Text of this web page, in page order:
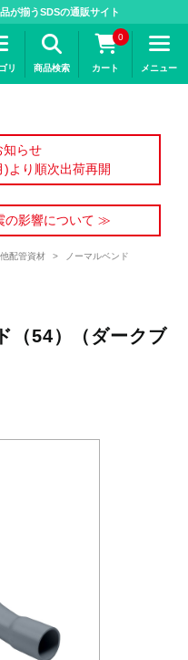
が揃うSDSの通販サイト
リ 商品検索
0
カート メニュー
知らせ
より順次出荷再開
の影響について ≫
配管資材 > ノーマルベンド
（54）（ダークブ